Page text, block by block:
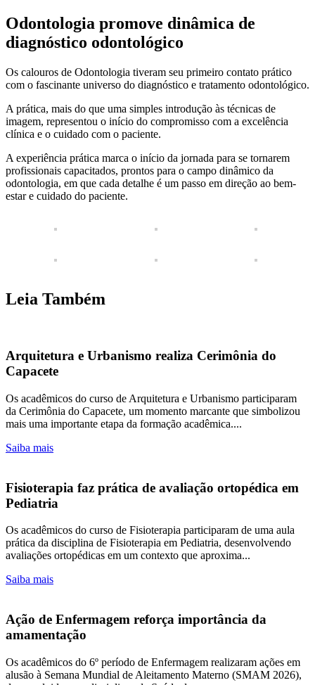
Odontologia promove dinâmica de
diagnóstico odontológico
Os calouros de Odontologia tiveram seu primeiro contato prático
com o fascinante universo do diagnóstico e tratamento odontológico.
A prática, mais do que uma simples introdução às técnicas de
imagem, representou o início do compromisso com a excelência
clínica e o cuidado com o paciente.
A experiência prática marca o início da jornada para se tornarem
profissionais capacitados, prontos para o campo dinâmico da
odontologia, em que cada detalhe é um passo em direção ao bem-
estar e cuidado do paciente.
Leia Também
Arquitetura e Urbanismo realiza Cerimônia do
Capacete
Os acadêmicos do curso de Arquitetura e Urbanismo participaram
da Cerimônia do Capacete, um momento marcante que simbolizou
mais uma importante etapa da formação acadêmica....
Saiba mais
Fisioterapia faz prática de avaliação ortopédica em
Pediatria
Os acadêmicos do curso de Fisioterapia participaram de uma aula
prática da disciplina de Fisioterapia em Pediatria, desenvolvendo
avaliações ortopédicas em um contexto que aproxima...
Saiba mais
Ação de Enfermagem reforça importância da
amamentação
Os acadêmicos do 6º período de Enfermagem realizaram ações em
alusão à Semana Mundial de Aleitamento Materno (SMAM 2026),